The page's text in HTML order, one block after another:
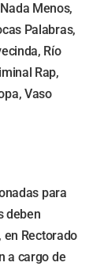
Menos,
Palabras,
Río
Rap,
Vaso
para
deben
en Rectorado
a cargo de